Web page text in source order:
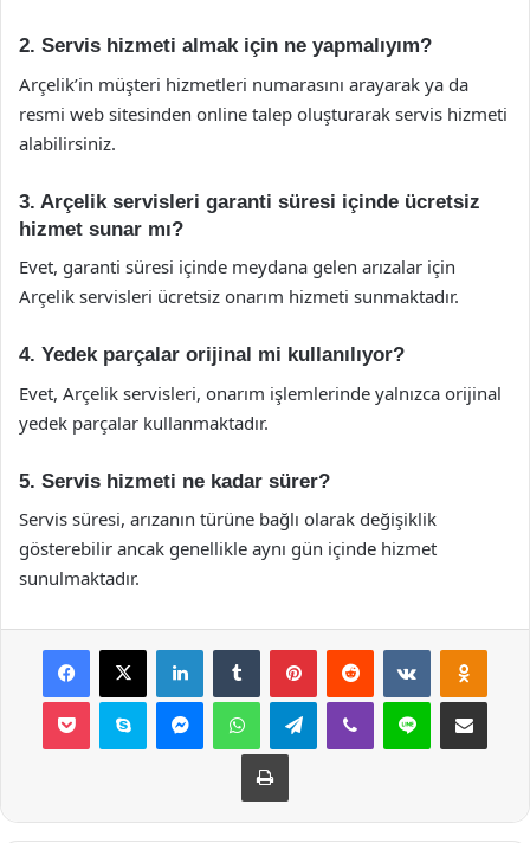
2. Servis hizmeti almak için ne yapmalıyım?
Arçelik’in müşteri hizmetleri numarasını arayarak ya da
resmi web sitesinden online talep oluşturarak servis hizmeti
alabilirsiniz.
3. Arçelik servisleri garanti süresi içinde ücretsiz
hizmet sunar mı?
Evet, garanti süresi içinde meydana gelen arızalar için
Arçelik servisleri ücretsiz onarım hizmeti sunmaktadır.
4. Yedek parçalar orijinal mi kullanılıyor?
Evet, Arçelik servisleri, onarım işlemlerinde yalnızca orijinal
yedek parçalar kullanmaktadır.
5. Servis hizmeti ne kadar sürer?
Servis süresi, arızanın türüne bağlı olarak değişiklik
gösterebilir ancak genellikle aynı gün içinde hizmet
sunulmaktadır.
Facebook
X LinkedInTumblr PinterestReddit VKontakte
Pocket Skype MessengerWhatsAppTelegramViber Line E-Posta ile
Yazdır